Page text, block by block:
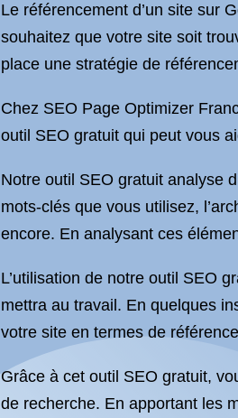
Le référencement d’un site sur
souhaitez que votre site soit
place une stratégie de
Chez SEO Page Optimizer
outil SEO gratuit qui peut vous
Notre outil SEO gratuit analyse
mots-clés que vous utilisez,
encore. En analysant ces
L’utilisation de notre outil SEO
mettra au travail. En quelques
votre site en termes de
Grâce à cet outil SEO gratuit,
de recherche. En apportant les